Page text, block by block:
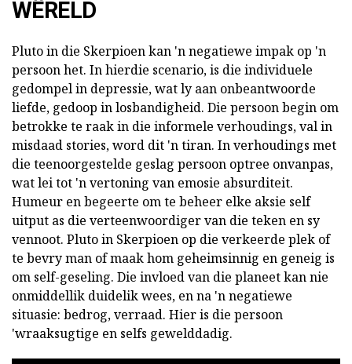
WÊRELD
Pluto in die Skerpioen kan 'n negatiewe impak op 'n
persoon het. In hierdie scenario, is die individuele
gedompel in depressie, wat ly aan onbeantwoorde
liefde, gedoop in losbandigheid. Die persoon begin om
betrokke te raak in die informele verhoudings, val in
misdaad stories, word dit 'n tiran. In verhoudings met
die teenoorgestelde geslag persoon optree onvanpas,
wat lei tot 'n vertoning van emosie absurditeit.
Humeur en begeerte om te beheer elke aksie self
uitput as die verteenwoordiger van die teken en sy
vennoot. Pluto in Skerpioen op die verkeerde plek of
te bevry man of maak hom geheimsinnig en geneig is
om self-geseling. Die invloed van die planeet kan nie
onmiddellik duidelik wees, en na 'n negatiewe
situasie: bedrog, verraad. Hier is die persoon
'wraaksugtige en selfs gewelddadig.